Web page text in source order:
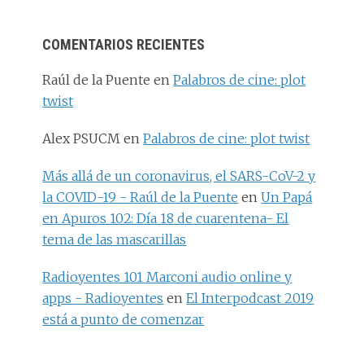
COMENTARIOS RECIENTES
Raúl de la Puente enPalabros de cine: plot
twist
Alex PSUCM enPalabros de cine: plot twist
Más allá de un coronavirus, el SARS-CoV-2 y
la COVID-19 - Raúl de la Puente enUn Papá
en Apuros 102: Día 18 de cuarentena- El
tema de las mascarillas
Radioyentes 101 Marconi audio online y
apps - Radioyentes enEl Interpodcast 2019
está a punto de comenzar